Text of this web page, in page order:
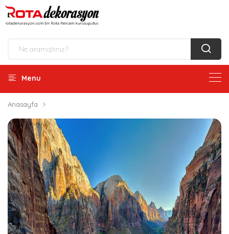
Menu
Anasayfa